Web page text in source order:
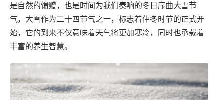
是自然的馈赠，也是时间为我们奏响的冬日序曲大雪节
气，大雪作为二十四节气之一，标志着仲冬时节的正式开
始，它的到来不仅意味着天气将更加寒冷，同时也承载着
丰富的养生智慧。